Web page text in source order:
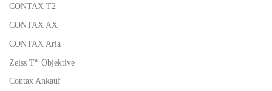
CONTAX T2
CONTAX AX
CONTAX Aria
Zeiss T* Objektive
Contax Ankauf